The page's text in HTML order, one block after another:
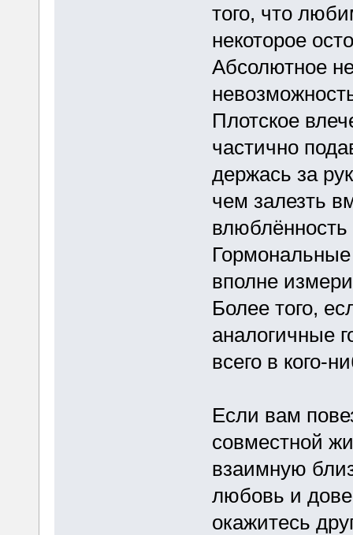
того, что
некоторое
Абсолютное
Плотское
частично
держась за
чем залезть
вполне
Более того,
аналогичные
всего в кого-
Если вам
совместной
взаимную
любовь и
окажитесь